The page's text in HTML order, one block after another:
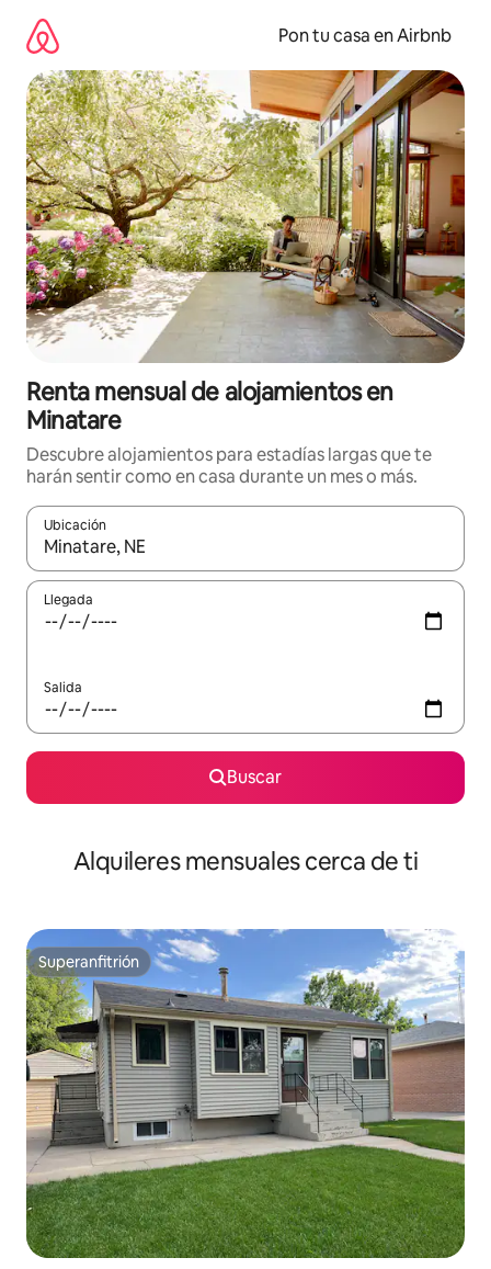
contenido
Pon tu casa en Airbnb
Renta mensual de alojamientos en
Minatare
Descubre alojamientos para estadías largas que te
harán sentir como en casa durante un mes o más.
Ubicación
Cuando los resultados estén disponibles, navega con las
Llegada
Salida
Buscar
Alquileres mensuales cerca de ti
Superanfitrión
Superanfitrión